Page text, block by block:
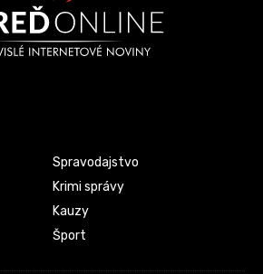
Spravodajstvo
Krimi správy
Kauzy
Šport